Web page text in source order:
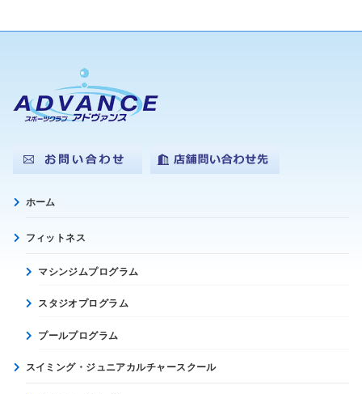
ホーム
フィットネス
マシンジムプログラム
スタジオプログラム
プールプログラム
スイミング・ジュニアカルチャースクール